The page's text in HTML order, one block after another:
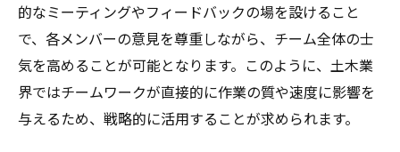
的なミーティングやフィードバックの場を設けること
で、各メンバーの意見を尊重しながら、チーム全体の士
気を高めることが可能となります。このように、土木業
界ではチームワークが直接的に作業の質や速度に影響を
与えるため、戦略的に活用することが求められます。